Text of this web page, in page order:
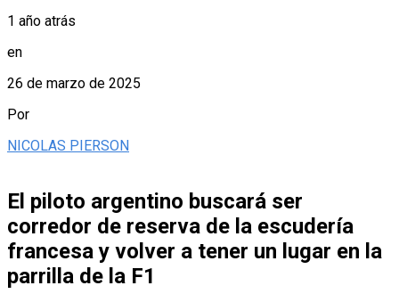
1 año atrás
en
26 de marzo de 2025
Por
NICOLAS PIERSON
El piloto argentino buscará ser
corredor de reserva de la escudería
francesa y volver a tener un lugar en la
parrilla de la F1